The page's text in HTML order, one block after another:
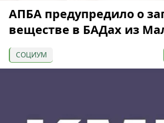
АПБА предупредило о
веществе в БАДах из
СОЦИУМ